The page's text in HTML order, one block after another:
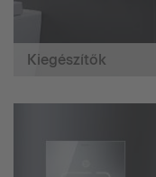
Kiegészítők